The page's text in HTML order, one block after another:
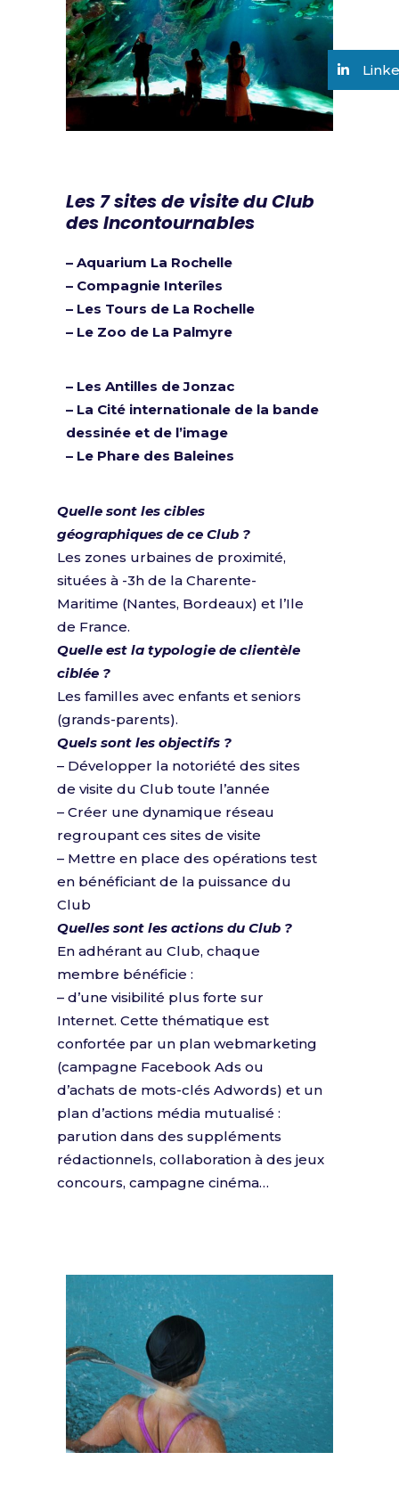
Les 7 sites de visite du Club
des Incontournables
– Aquarium La Rochelle
– Compagnie Interîles
– Les Tours de La Rochelle
– Le Zoo de La Palmyre
– Les Antilles de Jonzac
– La Cité internationale de la bande
dessinée et de l’image
– Le Phare des Baleines
Quelle sont les cibles
géographiques de ce Club ?
Les zones urbaines de proximité,
situées à -3h de la Charente-
Maritime (Nantes, Bordeaux) et l’Ile
de France.
Quelle est la typologie de clientèle
ciblée ?
Les familles avec enfants et seniors
(grands-parents).
Quels sont les objectifs ?
– Développer la notoriété des sites
de visite du Club toute l’année
– Créer une dynamique réseau
regroupant ces sites de visite
– Mettre en place des opérations test
en bénéficiant de la puissance du
Club
Quelles sont les actions du Club ?
En adhérant au Club, chaque
membre bénéficie :
– d’une visibilité plus forte sur
Internet. Cette thématique est
confortée par un plan webmarketing
(campagne Facebook Ads ou
d’achats de mots-clés Adwords) et un
plan d’actions média mutualisé :
parution dans des suppléments
rédactionnels, collaboration à des jeux
concours, campagne cinéma…